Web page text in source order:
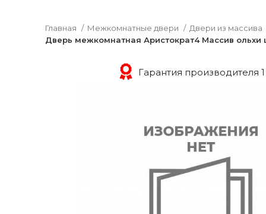
180
Главная Межкомнатные двери Двери из массива
Дверь межкомнатная Аристократ4 Массив ольхи
Гарантия производителя